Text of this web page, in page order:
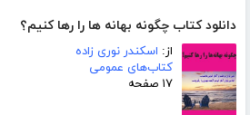
دانلود کتاب چگونه بهانه ها را رها کنیم؟
از: اسکندر نوری زاده
کتاب‌های عمومی
۱۷ صفحه